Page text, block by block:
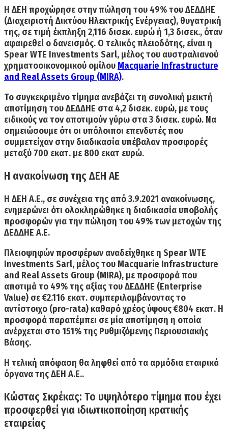
Η ΔΕΗ προχώρησε στην πώληση του 49% του ΔΕΔΔΗΕ
(Διαχειριστή Δικτύου Ηλεκτρικής Ενέργειας), θυγατρική
της, σε τιμή έκπληξη 2,116 δισεκ. ευρώ ή 1,3 δισεκ., όταν
αφαιρεθεί ο δανεισμός. Ο τελικός πλειοδότης, είναι η
Spear WTE Investments Sarl, μέλος του αυστραλιανού
χρηματοοικονομικού ομίλου Macquarie Infrastructure
and Real Assets Group (MIRA).
Το συγκεκριμένο τίμημα ανεβάζει τη συνολική μεικτή
αποτίμηση του ΔΕΔΔΗΕ στα 4,2 δισεκ. ευρώ, με τους
ειδικούς να τον αποτιμούν γύρω στα 3 δισεκ. ευρώ. Να
σημειώσουμε ότι οι υπόλοιποι επενδυτές που
συμμετείχαν στην διαδικασία υπέβαλαν προσφορές
μεταξύ 700 εκατ. με 800 εκατ ευρώ.
Η ανακοίνωση της ΔΕΗ ΑΕ
Η ΔΕΗ Α.Ε., σε συνέχεια της από 3.9.2021 ανακοίνωσης,
ενημερώνει ότι ολοκληρώθηκε η διαδικασία υποβολής
προσφορών για την πώληση του 49% των μετοχών της
ΔΕΔΔΗΕ Α.Ε.
Πλειοψηφών προσφέρων αναδείχθηκε η Spear WTE
Investments Sarl, μέλος του Macquarie Infrastructure
and Real Assets Group (MIRA), με προσφορά που
αποτιμά το 49% της αξίας του ΔΕΔΔΗΕ (Enterprise
Value) σε €2.116 εκατ. συμπεριλαμβάνοντας το
αντίστοιχο (pro-rata) καθαρό χρέος ύψους €804 εκατ. Η
προσφορά παραπέμπει σε μία αποτίμηση η οποία
ανέρχεται στο 151% της Ρυθμιζόμενης Περιουσιακής
Βάσης.
Η τελική απόφαση θα ληφθεί από τα αρμόδια εταιρικά
όργανα της ΔΕΗ Α.Ε..
Κώστας Σκρέκας: Το υψηλότερο τίμημα που έχει
προσφερθεί για ιδιωτικοποίηση κρατικής
εταιρείας